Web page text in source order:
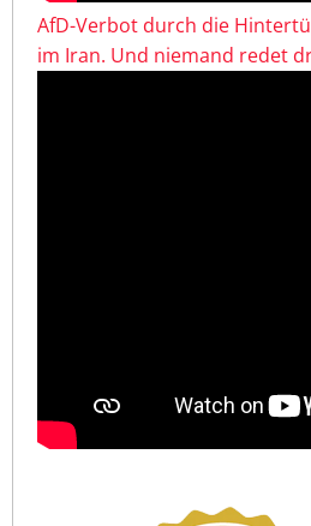
AfD-Verbot durch die
im Iran. Und niemand redet